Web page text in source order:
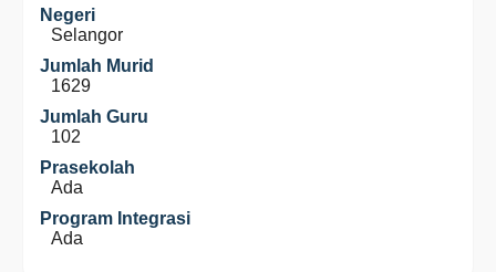
Negeri
Selangor
Jumlah Murid
1629
Jumlah Guru
102
Prasekolah
Ada
Program Integrasi
Ada